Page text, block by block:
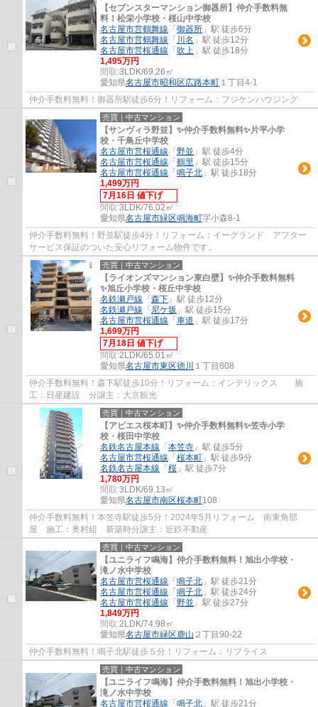
【セブンスターマンション御器所】仲介手数料無
料！松栄小学校・桜山中学校
名古屋市営鶴舞線 「 御器所 」駅 徒歩6分
名古屋市営鶴舞線 「 川名 」駅 徒歩12分
名古屋市営桜通線 「 吹上 」駅 徒歩18分
1,495万円
間取:3LDK/69.26㎡
愛知県名古屋市昭和区広路本町 １丁目4-1
仲介手数料無料！御器所駅徒歩6分！リフォーム：フジケンハウジング
売買｜中古マンション
【サンヴィラ野並】✨️仲介手数料無料✨️片平小学
校・千鳥丘中学校
名古屋市営桜通線 「 野並 」駅 徒歩4分
名古屋市営桜通線 「 鶴里 」駅 徒歩15分
名古屋市営桜通線 「 鳴子北 」駅 徒歩18分
1,499万円
7月16日 値下げ
間取:3LDK/76.02㎡
愛知県名古屋市緑区鳴海町字小森8-1
仲介手数料無料！野並駅徒歩4分！リフォーム：イーグランド アフター
サービス保証のついた安心リフォーム物件です。
売買｜中古マンション
【ライオンズマンション東白壁】✨️仲介手数料無料
✨️旭丘小学校・桜丘中学校
名鉄瀬戸線 「 森下 」駅 徒歩12分
名鉄瀬戸線 「 尼ケ坂 」駅 徒歩15分
名古屋市営桜通線 「 車道 」駅 徒歩17分
1,699万円
7月18日 値下げ
間取:2LDK/65.01㎡
愛知県名古屋市東区徳川 １丁目808
仲介手数料無料！森下駅徒歩10分！リフォーム；インテリックス 施
工：日産建設 分譲主：大京観光
売買｜中古マンション
【アピエス桜本町】✨️仲介手数料無料✨️笠寺小学
校・桜田中学校
名鉄名古屋本線 「 本笠寺 」駅 徒歩5分
名古屋市営桜通線 「 桜本町 」駅 徒歩9分
名鉄名古屋本線 「 桜 」駅 徒歩7分
1,780万円
間取:3LDK/69.13㎡
愛知県名古屋市南区桜本町108
仲介手数料無料！本笠寺駅徒歩5分！2024年5月リフォーム 南東角部
屋 施工：奥村組 新築時分譲主：近鉄不動産
売買｜中古マンション
【ユニライフ鳴海】仲介手数料無料！旭出小学校・
滝ノ水中学校
名古屋市営桜通線 「 鳴子北 」駅 徒歩21分
名古屋市営桜通線 「 鳴子北 」駅 徒歩24分
名古屋市営桜通線 「 野並 」駅 徒歩27分
1,849万円
間取:2LDK/74.98㎡
愛知県名古屋市緑区鹿山 ２丁目90-22
仲介手数料無料！鳴子北駅徒歩５分！リフォーム：リプライス
売買｜中古マンション
【ユニライフ鳴海】仲介手数料無料！旭出小学校・
滝ノ水中学校
名古屋市営桜通線 「 鳴子北 」駅 徒歩21分